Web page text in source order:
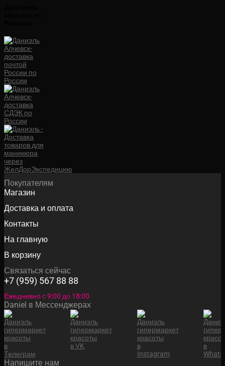
Покупателям
Магазин
Доставка и оплата
Контакты
На главную
В корзину
Связаться сейчас
+7 (959) 567 88 88
Ежедневно с 9:00 до 18:00
Daniel в Мессенджерах
Напишите нам